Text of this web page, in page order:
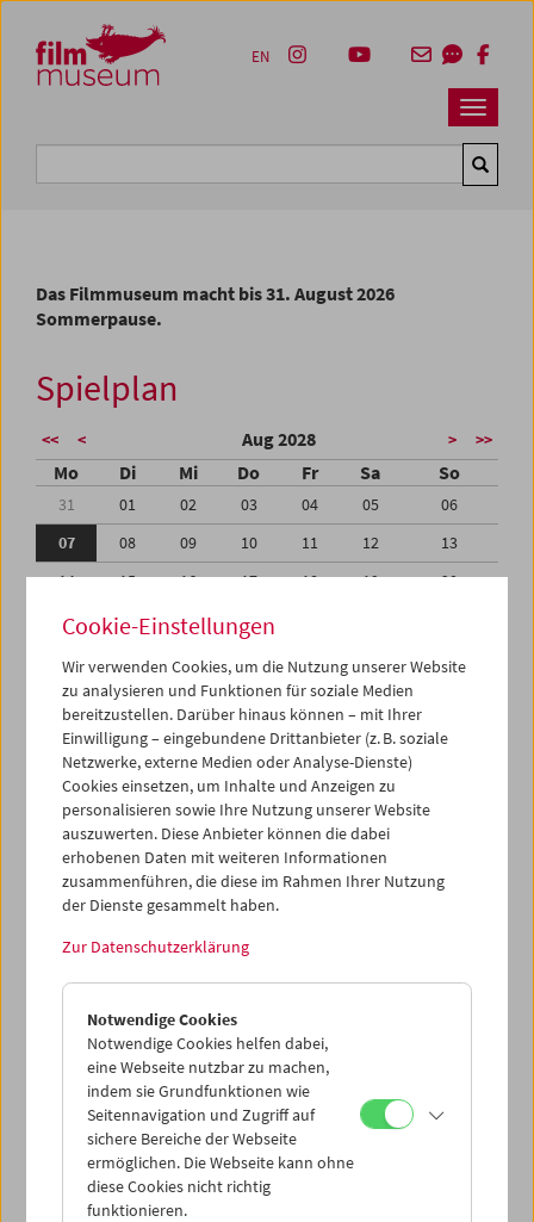
Zum Inhalt
Zum Hauptmenü
Zur Servicenavigation
Zum Suche
Navbar
EN
Das Filmmuseum macht bis 31. August 2026
Sommerpause.
Spielplan
<< < Aug 2028 > >>
Mo Di Mi Do Fr Sa So
31 01 02 03 04 05
06
07
08 09 10 11 12
13
14
15 16 17 18 19
20
21
22 23 24
28
30 01
03
04
05 06 07 08 09
iCalender
Programmheft-PDF
English language or subtitles
< Vorherige Woche
Mo 7.8.
Di 8.8.
Mi 9.8.
Do 10.8.
Cookie-Einstellungen
Wir verwenden Cookies, um die Nutzung unserer Website
zu analysieren und Funktionen für soziale Medien
bereitzustellen. Darüber hinaus können – mit Ihrer
Einwilligung – eingebundene Drittanbieter (z. B. soziale
Netzwerke, externe Medien oder Analyse-Dienste)
Cookies einsetzen, um Inhalte und Anzeigen zu
personalisieren sowie Ihre Nutzung unserer Website
auszuwerten. Diese Anbieter können die dabei
erhobenen Daten mit weiteren Informationen
zusammenführen, die diese im Rahmen Ihrer Nutzung
der Dienste gesammelt haben.
Zur Datenschutzerklärung
Notwendige Cookies
Notwendige Cookies helfen dabei,
eine Webseite nutzbar zu machen,
indem sie Grundfunktionen wie
Seitennavigation und Zugriff auf
sichere Bereiche der Webseite
ermöglichen. Die Webseite kann ohne
diese Cookies nicht richtig
funktionieren.